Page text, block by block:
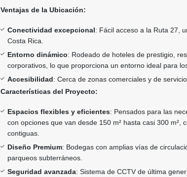
Ventajas de la Ubicación:
Conectividad excepcional: Fácil acceso a la Ruta 27,
Costa Rica.
Entorno dinámico: Rodeado de hoteles de prestigio,
corporativos, lo que proporciona un entorno ideal para
Accesibilidad: Cerca de zonas comerciales y de
Características del Proyecto:
Espacios flexibles y eficientes: Pensados para las
con opciones que van desde 150 m² hasta casi 300 m²,
contiguas.
Diseño Premium: Bodegas con amplias vías de
parqueos subterráneos.
Seguridad avanzada: Sistema de CCTV de última